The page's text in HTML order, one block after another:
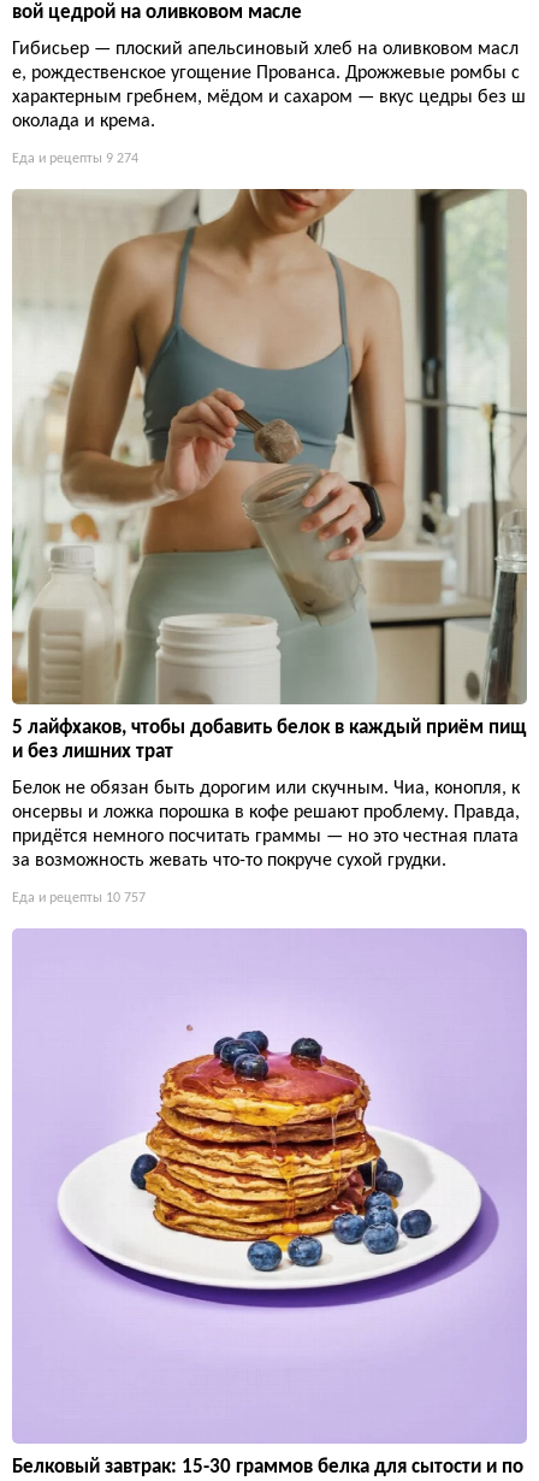
вой цедрой на оливковом масле
Гибисьер — плоский апельсиновый хлеб на оливковом масл
е, рождественское угощение Прованса. Дрожжевые ромбы с
характерным гребнем, мёдом и сахаром — вкус цедры без ш
околада и крема.
Еда и рецепты 9 274
5 лайфхаков, чтобы добавить белок в каждый приём пищ
и без лишних трат
Белок не обязан быть дорогим или скучным. Чиа, конопля, к
онсервы и ложка порошка в кофе решают проблему. Правда,
придётся немного посчитать граммы — но это честная плата
за возможность жевать что-то покруче сухой грудки.
Еда и рецепты 10 757
Белковый завтрак: 15-30 граммов белка для сытости и по